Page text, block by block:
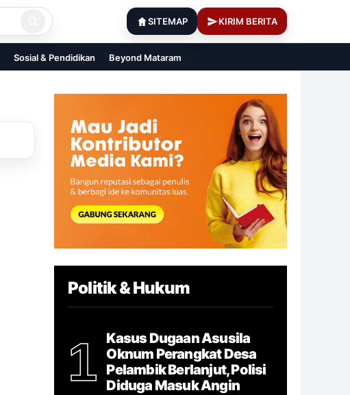
SITEMAP KIRIM BERITA
Sosial & Pendidikan Beyond Mataram
Politik & Hukum
1
Kasus Dugaan Asusila
Oknum Perangkat Desa
Pelambik Berlanjut, Polisi
Diduga Masuk Angin